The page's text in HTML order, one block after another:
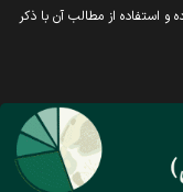
و استفاده از مطالب آن با ذکر